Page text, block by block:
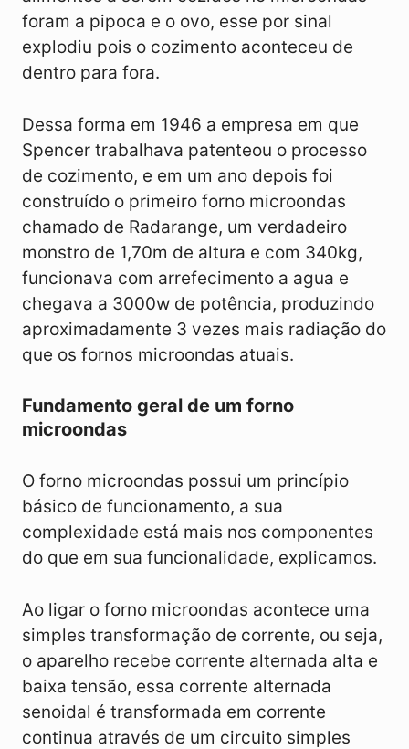
foram a pipoca e o ovo, esse por sinal
explodiu pois o cozimento aconteceu de
dentro para fora.
Dessa forma em 1946 a empresa em que
Spencer trabalhava patenteou o processo
de cozimento, e em um ano depois foi
construído o primeiro forno microondas
chamado de Radarange, um verdadeiro
monstro de 1,70m de altura e com 340kg,
funcionava com arrefecimento a agua e
chegava a 3000w de potência, produzindo
aproximadamente 3 vezes mais radiação do
que os fornos microondas atuais.
Fundamento geral de um forno
microondas
O forno microondas possui um princípio
básico de funcionamento, a sua
complexidade está mais nos componentes
do que em sua funcionalidade, explicamos.
Ao ligar o forno microondas acontece uma
simples transformação de corrente, ou seja,
o aparelho recebe corrente alternada alta e
baixa tensão, essa corrente alternada
senoidal é transformada em corrente
continua através de um circuito simples